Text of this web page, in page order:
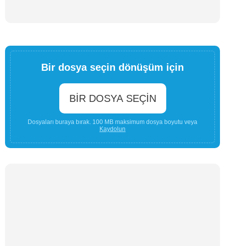
Bir dosya seçin dönüşüm için
BIR DOSYA SEÇIN
Dosyaları buraya bırak. 100 MB maksimum dosya boyutu veya
Kaydolun